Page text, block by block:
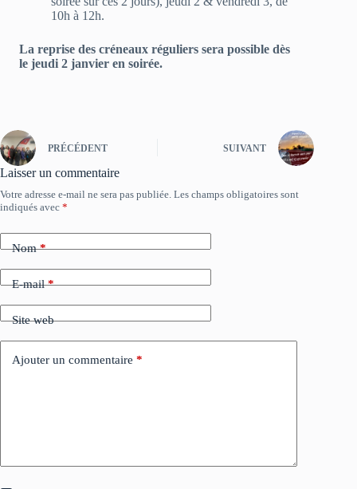
10h à 12h.
La reprise des créneaux réguliers sera possible dès
le jeudi 2 janvier en soirée.
PRÉCÉDENT SUIVANT
Laisser un commentaire
Votre adresse e-mail ne sera pas publiée. Les champs obligatoires sont
indiqués avec *
Nom*
E-mail*
Site web
Ajouter un commentaire *